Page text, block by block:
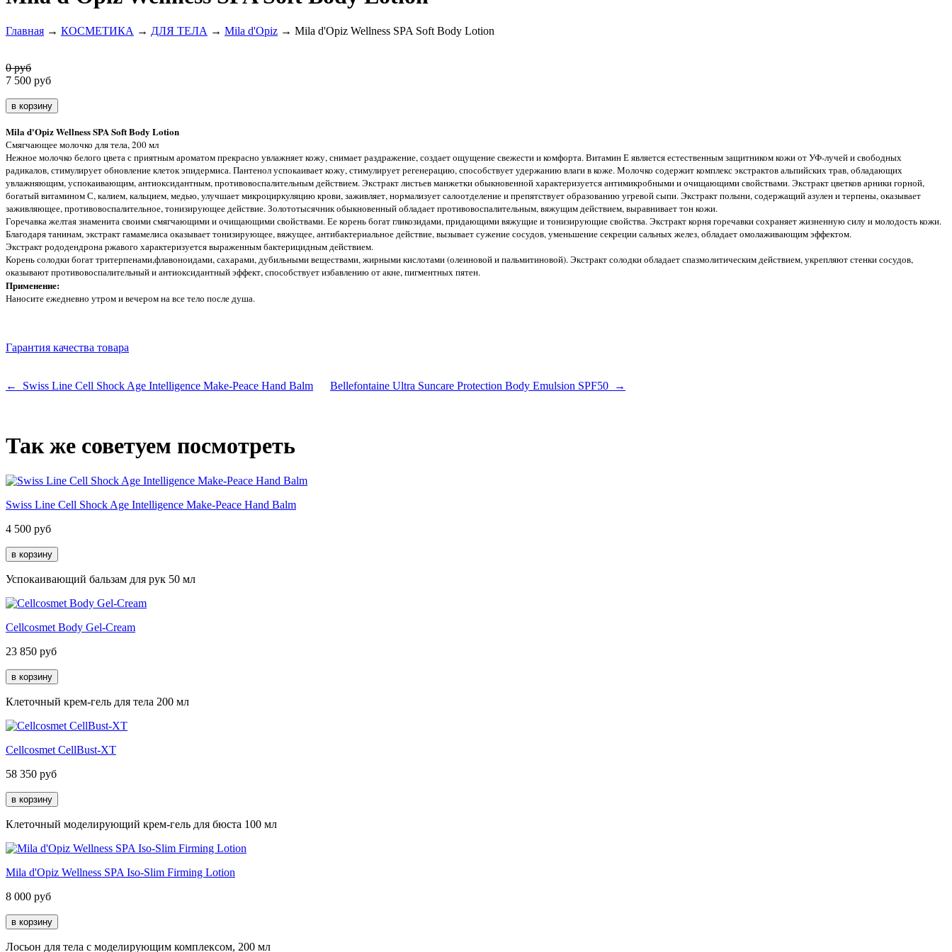
Главная → КОСМЕТИКА → ДЛЯ ТЕЛА → Mila d'Opiz → Mila d'Opiz Wellness SPA Soft Body Lotion
0 руб
7 500 руб
Mila d'Opiz Wellness SPA Soft Body Lotion
Смягчающее молочко для тела, 200 мл
Нежное молочко белого цвета с приятным ароматом прекрасно увлажняет кожу, снимает раздражение, создает ощущение свежести и комфорта. Витамин Е является естественным защитником кожи от УФ-лучей и свободных
радикалов, стимулирует обновление клеток эпидермиса. Пантенол успокаивает кожу, стимулирует регенерацию, способствует удержанию влаги в коже. Молочко содержит комплекс экстрактов альпийских трав, обладающих
увлажняющим, успокаивающим, антиоксидантным, противовоспалительным действием. Экстракт листьев манжетки обыкновенной характеризуется антимикробными и очищающими свойствами. Экстракт цветков арники горной,
богатый витамином С, калием, кальцием, медью, улучшает микроциркуляцию крови, заживляет, нормализует салоотделение и препятствует образованию угревой сыпи. Экстракт полыни, содержащий азулен и терпены, оказывает
заживляющее, противовоспалительное, тонизирующее действие. Золототысячник обыкновенный обладает противовоспалительным, вяжущим действием, выравнивает тон кожи.
Горечавка желтая знаменита своими смягчающими и очищающими свойствами. Ее корень богат гликозидами, придающими вяжущие и тонизирующие свойства. Экстракт корня горечавки сохраняет жизненную силу и молодость кожи.
Благодаря танинам, экстракт гамамелиса оказывает тонизирующее, вяжущее, антибактериальное действие, вызывает сужение сосудов, уменьшение секреции сальных желез, обладает омолаживающим эффектом.
Экстракт рододендрона ржавого характеризуется выраженным бактерицидным действием.
Корень солодки богат тритерпенами,флавоноидами, сахарами, дубильными веществами, жирными кислотами (олеиновой и пальмитиновой). Экстракт солодки обладает спазмолитическим действием, укрепляют стенки сосудов,
оказывают противовоспалительный и антиоксидантный эффект, способствует избавлению от акне, пигментных пятен.
Применение:
Наносите ежедневно утром и вечером на все тело после душа.
Гарантия качества товара
← Swiss Line Cell Shock Age Intelligence Make-Peace Hand Balm Bellefontaine Ultra Suncare Protection Body Emulsion SPF50 →
Так же советуем посмотреть
Swiss Line Cell Shock Age Intelligence Make-Peace Hand Balm
4 500 руб
Успокаивающий бальзам для рук 50 мл
Cellcosmet Body Gel-Cream
23 850 руб
Клеточный крем-гель для тела 200 мл
Cellcosmet CellBust-XT
58 350 руб
Клеточный моделирующий крем-гель для бюста 100 мл
Mila d'Opiz Wellness SPA Iso-Slim Firming Lotion
8 000 руб
Лосьон для тела с моделирующим комплексом, 200 мл